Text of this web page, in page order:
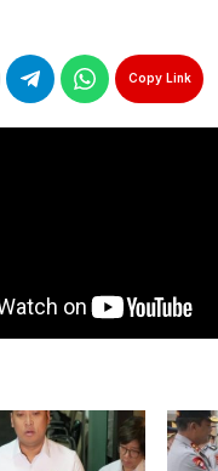
Copy Link